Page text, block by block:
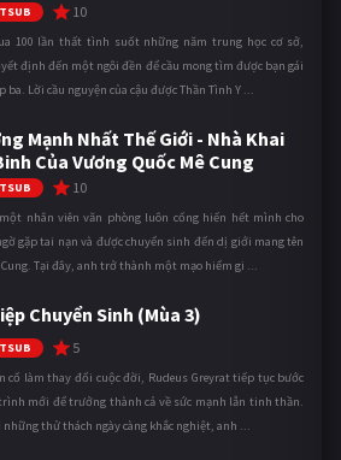
10
100 lần thất tình suốt những năm trung học cơ sở,
định đến một ngôi đền để cầu mong tìm được bạn gái
ba. Lời cầu nguyện của cậu được Thần Tình Y ...
Mạnh Nhất Thế Giới - Nhà Khai
Của Vương Quốc Mê Cung
10
nhân viên văn phòng luôn cống hiến hết mình cho
gặp tai nạn và được chuyển sinh đến dị giới mang tên
Cung. Tại đây, anh trở thành một mạo hiểm gi ...
Chuyển Sinh (Mùa 3)
5
cố làm thay đổi cuộc đời, Rudeus Greyrat tiếp tục bước
mới để trưởng thành cả về sức mạnh lẫn tinh thần.
thử thách ngày càng khắc nghiệt, anh ...